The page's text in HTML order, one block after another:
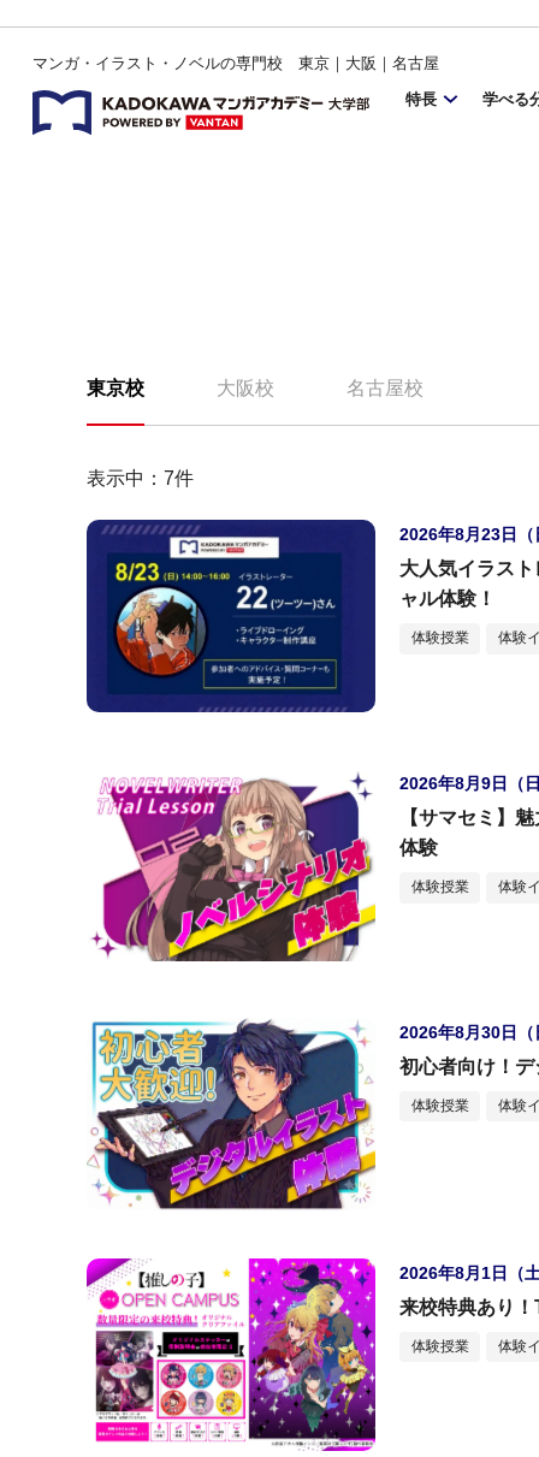
マンガ・イラスト・ノベルの専門校 東京｜大阪｜名古屋
特長
学べる
東京校 大阪校 名古屋校
表示中： 7件
2026年8月23日（
大人気イラス
ャル体験！
体験授業 体験
2026年8月9日（
【サマセミ】
体験
体験授業 体験
2026年8月30日（
初心者向け！
体験授業 体験
2026年8月1日（
来校特典あり
体験授業 体験